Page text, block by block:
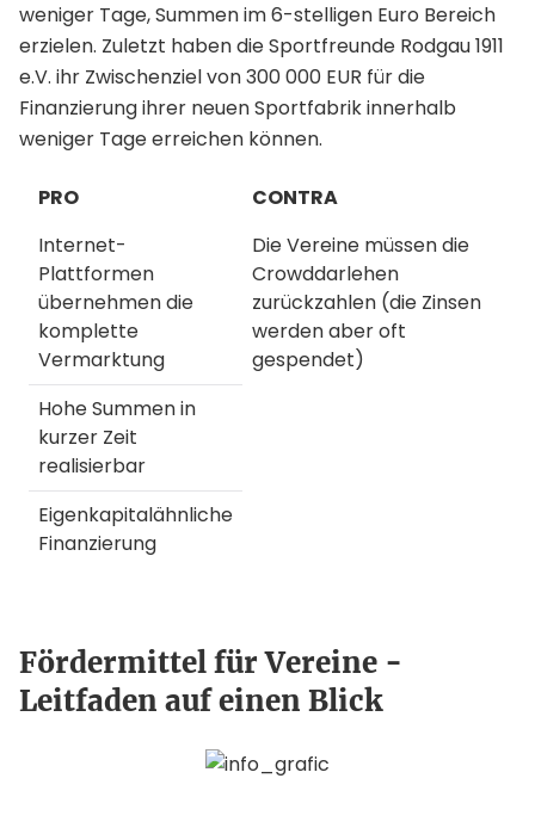
weniger Tage, Summen im 6-stelligen Euro Bereich
erzielen. Zuletzt haben die Sportfreunde Rodgau 1911
e.V. ihr Zwischenziel von 300 000 EUR für die
Finanzierung ihrer neuen Sportfabrik innerhalb
weniger Tage erreichen können.
PRO
CONTRA
Internet-
Plattformen
übernehmen die
komplette
Vermarktung
Die Vereine müssen die
Crowddarlehen
zurückzahlen (die Zinsen
werden aber oft
gespendet)
Hohe Summen in
kurzer Zeit
realisierbar
Eigenkapitalähnliche
Finanzierung
Fördermittel für Vereine -
Leitfaden auf einen Blick